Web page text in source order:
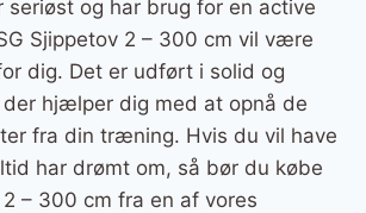
og har brug for en active
Sjippetov 2 – 300 cm vil være
dig. Det er udført i solid og
hjælper dig med at opnå de
fra din træning. Hvis du vil have
har drømt om, så bør du købe
– 300 cm fra en af vores